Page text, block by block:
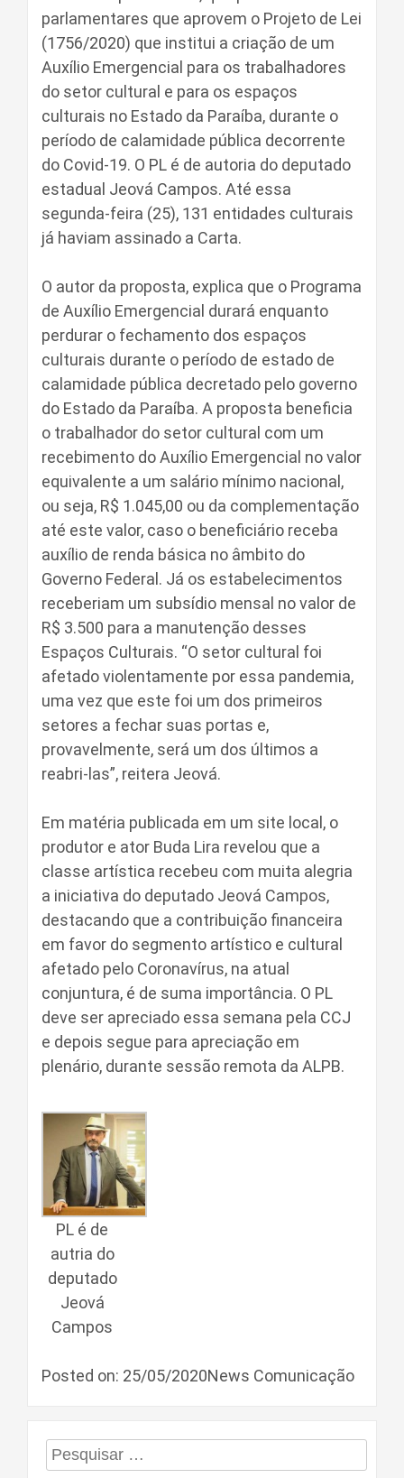
parlamentares que aprovem o Projeto de Lei
(1756/2020) que institui a criação de um
Auxílio Emergencial para os trabalhadores
do setor cultural e para os espaços
culturais no Estado da Paraíba, durante o
período de calamidade pública decorrente
do Covid-19. O PL é de autoria do deputado
estadual Jeová Campos. Até essa
segunda-feira (25), 131 entidades culturais
já haviam assinado a Carta.
O autor da proposta, explica que o Programa
de Auxílio Emergencial durará enquanto
perdurar o fechamento dos espaços
culturais durante o período de estado de
calamidade pública decretado pelo governo
do Estado da Paraíba. A proposta beneficia
o trabalhador do setor cultural com um
recebimento do Auxílio Emergencial no valor
equivalente a um salário mínimo nacional,
ou seja, R$ 1.045,00 ou da complementação
até este valor, caso o beneficiário receba
auxílio de renda básica no âmbito do
Governo Federal. Já os estabelecimentos
receberiam um subsídio mensal no valor de
R$ 3.500 para a manutenção desses
Espaços Culturais. “O setor cultural foi
afetado violentamente por essa pandemia,
uma vez que este foi um dos primeiros
setores a fechar suas portas e,
provavelmente, será um dos últimos a
reabri-las”, reitera Jeová.
Em matéria publicada em um site local, o
produtor e ator Buda Lira revelou que a
classe artística recebeu com muita alegria
a iniciativa do deputado Jeová Campos,
destacando que a contribuição financeira
em favor do segmento artístico e cultural
afetado pelo Coronavírus, na atual
conjuntura, é de suma importância. O PL
deve ser apreciado essa semana pela CCJ
e depois segue para apreciação em
plenário, durante sessão remota da ALPB.
PL é de
autria do
deputado
Jeová
Campos
Posted on: 25/05/2020News Comunicação
Pesquisar